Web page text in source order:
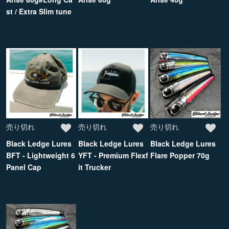
st / Extra Slim tune
売り切れ
Black Ledge Lures
BFT - Lightweight 6
Panel Cap
売り切れ
Black Ledge Lures
YFT - Premium Flexf
it Trucker
売り切れ
Black Ledge Lures
Flare Popper 70g